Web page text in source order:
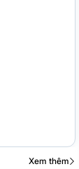
Xem thêm